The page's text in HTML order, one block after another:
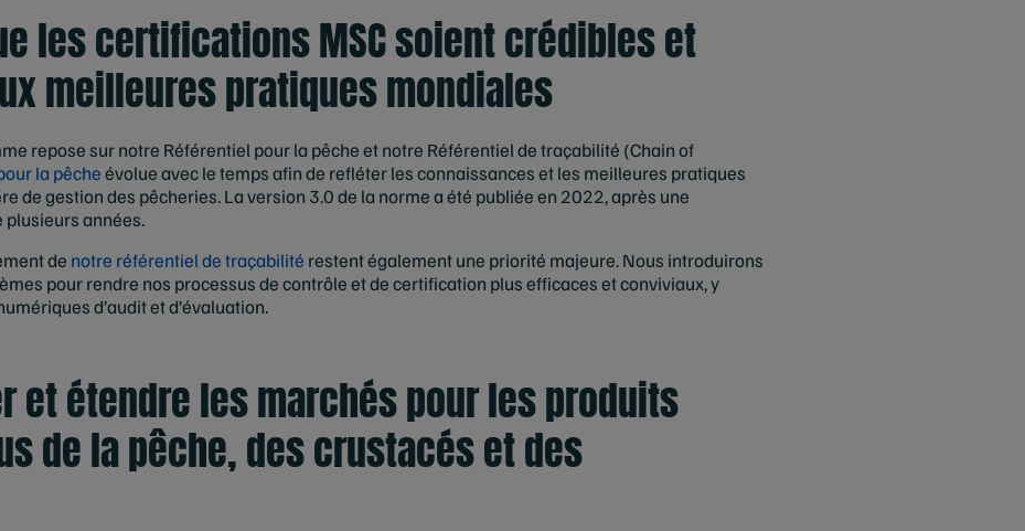
les certifications MSC soient crédibles et
meilleures pratiques mondiales
repose sur notre Référentiel pour la pêche et notre Référentiel de traçabilité (Chain of
la pêcheévolue avec le temps afin de refléter les connaissances et les meilleures pratiques
de gestion des pêcheries. La version 3.0 de la norme a été publiée en 2022, après une
années.
de notre référentiel de traçabilité restent également une priorité majeure. Nous introduirons
pour rendre nos processus de contrôle et de certification plus efficaces et conviviaux, y
d’audit et d’évaluation.
et étendre les marchés pour les produits
de la pêche, des crustacés et des